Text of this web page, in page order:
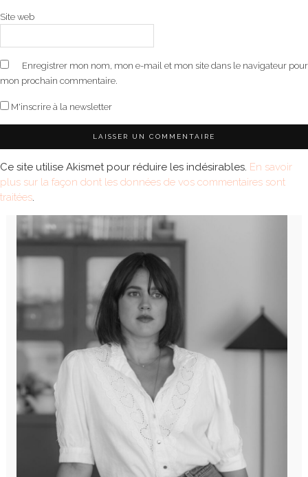
Site web
Enregistrer mon nom, mon e-mail et mon site dans le navigateur pour
mon prochain commentaire.
M'inscrire à la newsletter
Ce site utilise Akismet pour réduire les indésirables. En savoir
plus sur la façon dont les données de vos commentaires sont
traitées.